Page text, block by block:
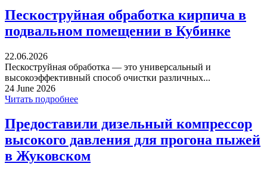
Пескоструйная обработка кирпича в
подвальном помещении в Кубинке
22.06.2026
Пескоструйная обработка — это универсальный и
высокоэффективный способ очистки различных...
24 June 2026
Читать подробнее
Предоставили дизельный компрессор
высокого давления для прогона пыжей
в Жуковском